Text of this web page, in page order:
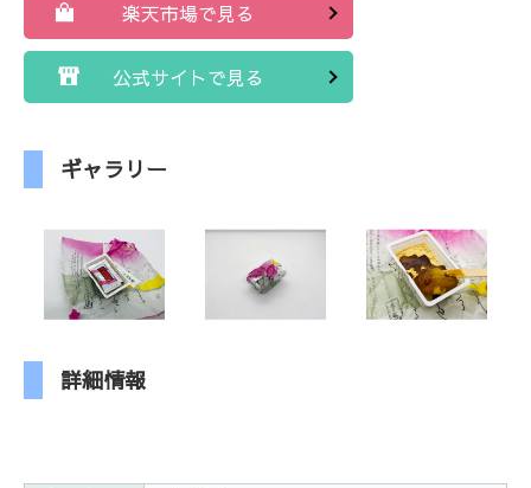
楽天市場で見る
公式サイトで見る
ギャラリー
詳細情報